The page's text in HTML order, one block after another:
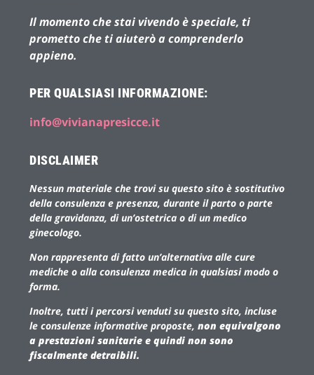
Il momento che stai vivendo è speciale, ti
prometto che ti aiuterò a comprenderlo
appieno.
PER QUALSIASI INFORMAZIONE:
info@vivianapresicce.it
DISCLAIMER
Nessun materiale che trovi su questo sito è sostitutivo
della consulenza e presenza, durante il parto o parte
della gravidanza, di un’ostetrica o di un medico
ginecologo.
Non rappresenta di fatto un’alternativa alle cure
mediche o alla consulenza medica in qualsiasi modo o
forma.
Inoltre, tutti i percorsi venduti su questo sito, incluse
le consulenze informative proposte, non equivalgono
a prestazioni sanitarie e quindi non sono
fiscalmente detraibili.